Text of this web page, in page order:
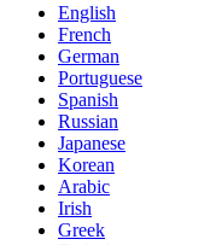
English
French
German
Portuguese
Spanish
Russian
Japanese
Korean
Arabic
Irish
Greek